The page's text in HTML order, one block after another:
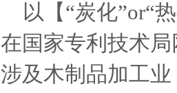
以【 “炭化”or“
在国家专利技术
涉及木制品加工